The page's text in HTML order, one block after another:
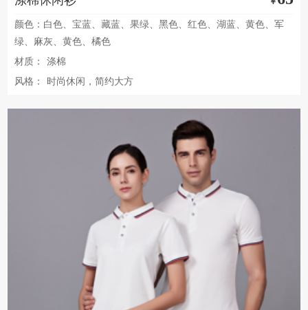
颜色：白色、宝蓝、藏蓝、果绿、黑色、红色、湖蓝、黄色、军
绿、麻灰、黄色、橘色
材质：
涤棉
风格：
时尚休闲，简约大方